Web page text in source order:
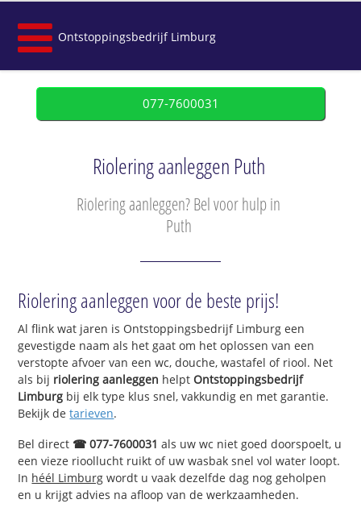
Ontstoppingsbedrijf Limburg
077-7600031
Riolering aanleggen Puth
Riolering aanleggen? Bel voor hulp in
Puth
Riolering aanleggen voor de beste prijs!
Al flink wat jaren is Ontstoppingsbedrijf Limburg een
gevestigde naam als het gaat om het oplossen van een
verstopte afvoer van een wc, douche, wastafel of riool. Net
als bij riolering aanleggen helptOntstoppingsbedrijf
Limburg bij elk type klus snel, vakkundig en met garantie.
Bekijk detarieven.
Bel direct ☎ 077-7600031 als uw wc niet goed doorspoelt, u
een vieze rioollucht ruikt of uw wasbak snel vol water loopt.
In héél Limburg wordt u vaak dezelfde dag nog geholpen
en u krijgt advies na afloop van de werkzaamheden.